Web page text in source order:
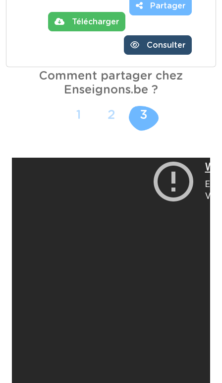
Télécharger
Partager
Consulter
Comment partager chez
Enseignons.be ?
1 2 3